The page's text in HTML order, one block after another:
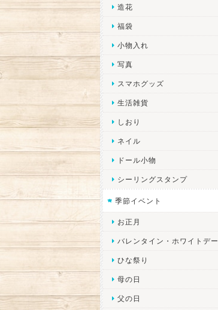
造花
福袋
小物入れ
写真
スマホグッズ
生活雑貨
しおり
ネイル
ドール小物
シーリングスタンプ
季節イベント
お正月
バレンタイン・ホワイトデー
ひな祭り
母の日
父の日